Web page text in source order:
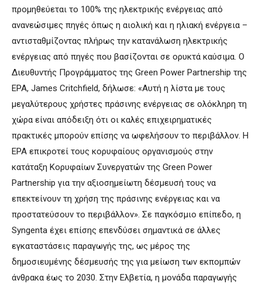
προμηθεύεται το 100% της ηλεκτρικής ενέργειας από
ανανεώσιμες πηγές όπως η αιολική και η ηλιακή ενέργεια –
αντισταθμίζοντας πλήρως την κατανάλωση ηλεκτρικής
ενέργειας από πηγές που βασίζονται σε ορυκτά καύσιμα. Ο
Διευθυντής Προγράμματος της Green Power Partnership της
EPA, James Critchfield, δήλωσε: «Αυτή η λίστα με τους
μεγαλύτερους χρήστες πράσινης ενέργειας σε ολόκληρη τη
χώρα είναι απόδειξη ότι οι καλές επιχειρηματικές
πρακτικές μπορούν επίσης να ωφελήσουν το περιβάλλον. Η
EPA επικροτεί τους κορυφαίους οργανισμούς στην
κατάταξη Κορυφαίων Συνεργατών της Green Power
Partnership για την αξιοσημείωτη δέσμευσή τους να
επεκτείνουν τη χρήση της πράσινης ενέργειας και να
προστατεύσουν το περιβάλλον». Σε παγκόσμιο επίπεδο, η
Syngenta έχει επίσης επενδύσει σημαντικά σε άλλες
εγκαταστάσεις παραγωγής της, ως μέρος της
δημοσιευμένης δέσμευσής της για μείωση των εκπομπών
άνθρακα έως το 2030. Στην Ελβετία, η μονάδα παραγωγής